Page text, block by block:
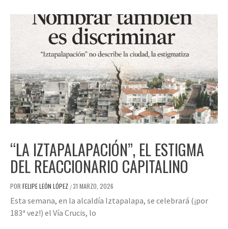
“LA IZTAPALAPACIÓN”, EL ESTIGMA
DEL REACCIONARIO CAPITALINO
POR FELIPE LEÓN LÓPEZ /31 MARZO, 2026
Esta semana, en la alcaldía Iztapalapa, se celebrará (¡por
183ª vez!) el Vía Crucis, lo